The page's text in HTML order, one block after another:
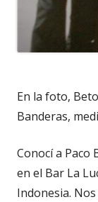
En la foto,
Banderas,
Conocí a Paco
en el Bar La
Indonesia.